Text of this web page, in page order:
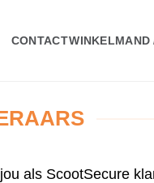
CONTACT
als ScootSecure